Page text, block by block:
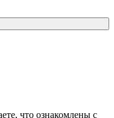
что ознакомлены с